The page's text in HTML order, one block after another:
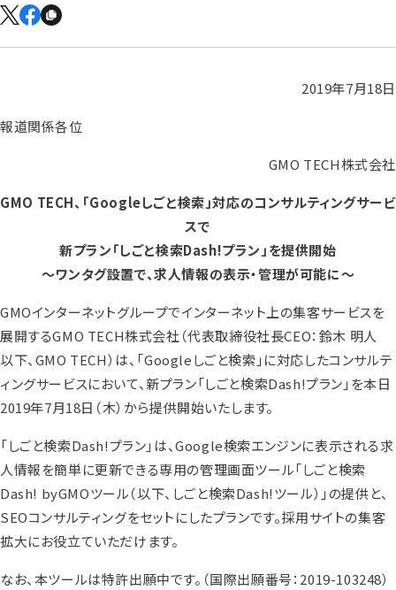
2019年7月18日
報道関係各位
GMO TECH株式会社
GMO TECH、「Googleしごと検索」対応のコンサルティングサービ
スで
新プラン「しごと検索Dash!プラン」を提供開始
～ワンタグ設置で、求人情報の表示・管理が可能に～
GMOインターネットグループでインターネット上の集客サービスを
展開するGMO TECH株式会社（代表取締役社長CEO：鈴木 明人
以下、GMO TECH）は、「Googleしごと検索」に対応したコンサルテ
ィングサービスにおいて、新プラン「しごと検索Dash!プラン」を本日
2019年7月18日（木）から提供開始いたします。
「しごと検索Dash!プラン」は、Google検索エンジンに表示される求
人情報を簡単に更新できる専用の管理画面ツール「しごと検索
Dash! byGMOツール（以下、しごと検索Dash!ツール）」の提供と、
SEOコンサルティングをセットにしたプランです。採用サイトの集客
拡大にお役立ていただけます。
なお、本ツールは特許出願中です。（国際出願番号：2019-103248）